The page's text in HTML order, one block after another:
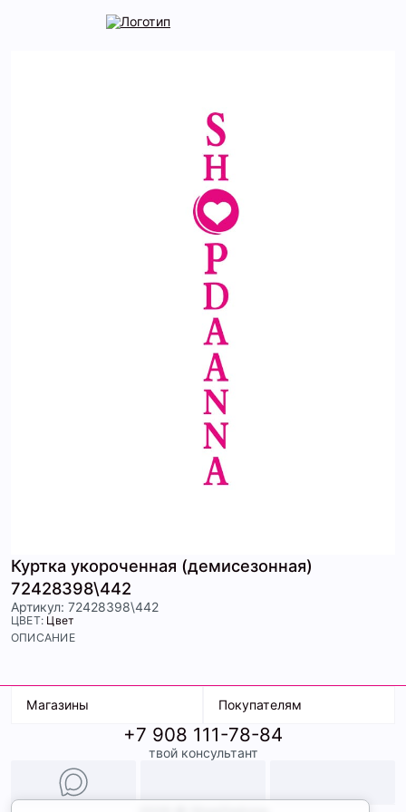
Куртка укороченная (демисезонная)
72428398\442
Артикул: 72428398\442
ЦВЕТ: Цвет
ОПИСАНИЕ
Магазины
ТК Терминал
ТРК Континент
Покупателям
Доставка
Условия оплаты
Образы
+7 908 111-78-84
твой консультант